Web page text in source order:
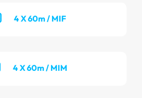
4 X 60m / MIF
4 X 60m / MIM